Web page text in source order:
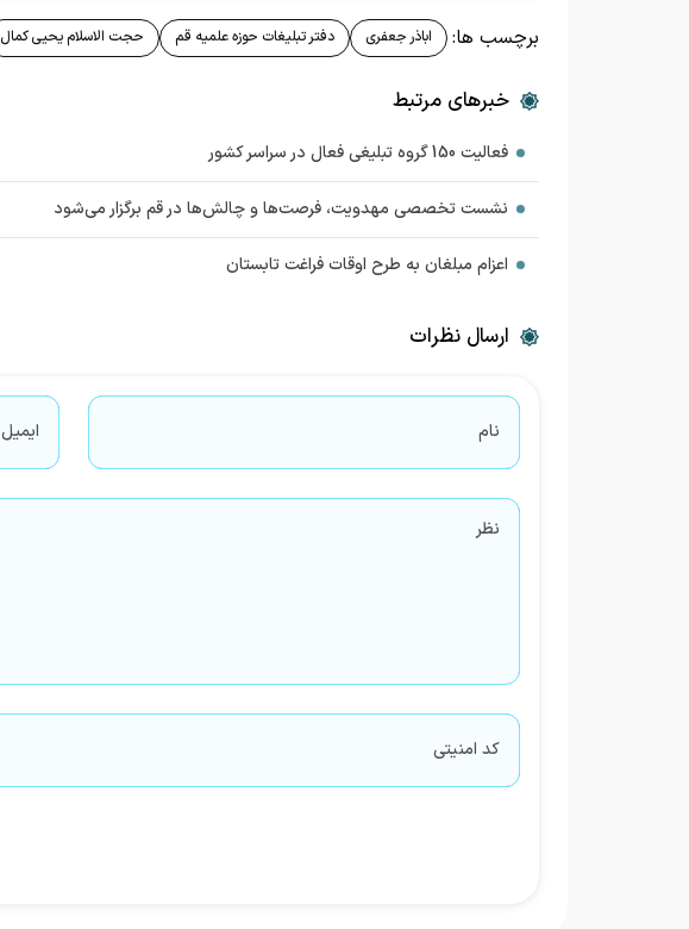
برچسب ها: اباذر جعفری دفتر تبلیغات حوزه علمیه قم حجت الاسلام یحیی کمال
خبرهای مرتبط
فعالیت 150 گروه تبلیغی فعال در سراسر کشور
نشست تخصصی مهدویت، فرصت‌ها و چالش‌ها در قم برگزار می‌شود
اعزام مبلغان به طرح اوقات فراغت تابستان
ارسال نظرات